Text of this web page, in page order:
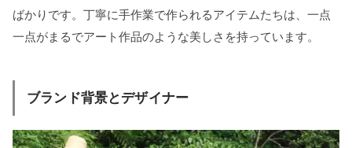
ばかりです。丁寧に手作業で作られるアイテムたちは、一点
一点がまるでアート作品のような美しさを持っています。
ブランド背景とデザイナー